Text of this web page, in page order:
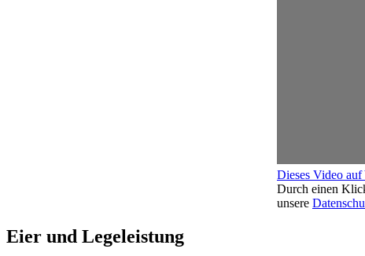
Dieses Video auf
Durch einen
unsere
Eier und Legeleistung